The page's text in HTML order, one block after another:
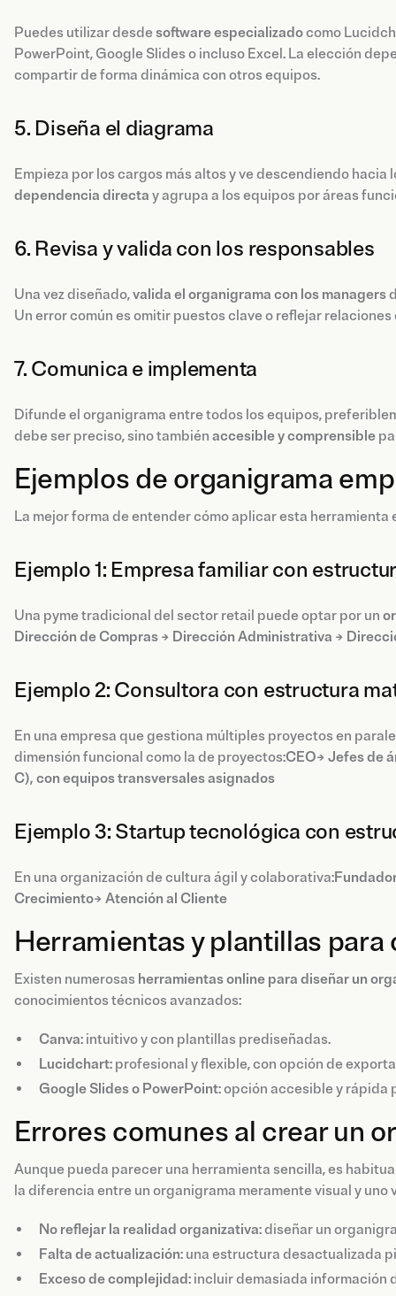
Puedes utilizar desdesoftware especializadocomo
PowerPoint, Google Slides o incluso Excel. La elección
compartir de forma dinámica con otros equipos.
5. Diseña el diagrama
Empieza por los cargos más altos y ve descendiendo
dependencia directa y agrupa a los equipos por áreas
6. Revisa y valida con los responsables
Una vez diseñado,valida el organigrama con los managers
Un error común es omitir puestos clave o reflejar
7. Comunica e implementa
Difunde el organigrama entre todos los equipos,
debe ser preciso, sino también accesible y comprensible
Ejemplos de organigrama
La mejor forma de entender cómo aplicar esta herramienta
Ejemplo 1: Empresa familiar con
Una pyme tradicional del sector retail puede optar por un
Dirección de Compras → Dirección Administrativa →
Ejemplo 2: Consultora con estructura
En una empresa que gestiona múltiples proyectos en
dimensión funcional como la de proyectos:CEO→ Jefes de
C), con equipos transversales asignados
Ejemplo 3: Startup tecnológica con
En una organización de cultura ágil y colaborativa:
Crecimiento→ Atención al Cliente
Herramientas y plantillas
Existen numerosas herramientas online para diseñar un
conocimientos técnicos avanzados:
Canva: intuitivo y con plantillas prediseñadas.
Lucidchart: profesional y flexible, con opción de
Google Slides o PowerPoint: opción accesible y rápida
Errores comunes al crear un
Aunque pueda parecer una herramienta sencilla, es
la diferencia entre un organigrama meramente visual y
No reflejar la realidad organizativa: diseñar un
Falta de actualización: una estructura desactualizada
Exceso de complejidad: incluir demasiada información